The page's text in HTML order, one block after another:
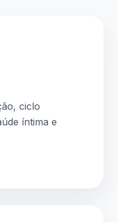
ciclo
íntima e